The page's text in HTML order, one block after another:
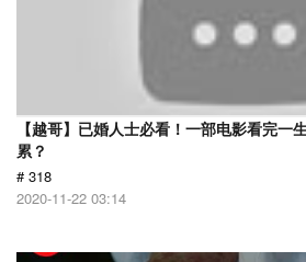
【越哥】已婚人士必看！一部电影看完一
累？
# 318
2020-11-22 03:14